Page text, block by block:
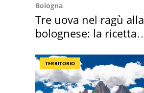
Bologna
Tre uova nel ragù alla
bolognese: la ricetta
TERRITORIO